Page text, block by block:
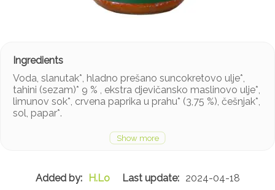
Voda, slanutak*, hladno prešano suncokretovo ulje*,
tahini (sezam)* 9 % , ekstra djevičansko maslinovo ulje*,
limunov sok*, crvena paprika u prahu* (3,75 %), češnjak*,
sol, papar*.
Masti: 18.2 g
..od kojih zasićene masne kiseline: 1.9 g
H.Lo 2024-04-18